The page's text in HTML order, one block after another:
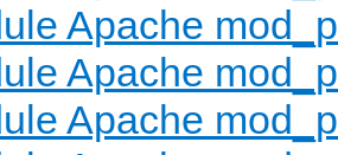
Apache
Apache
Apache